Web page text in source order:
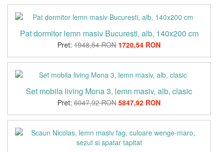
Pat dormitor lemn masiv Bucuresti, alb, 140x200 cm
Pret: 1948,54 RON 1720,54 RON
Set mobila living Mona 3, lemn masiv, alb, clasic
Pret: 6047,92 RON 5847,92 RON